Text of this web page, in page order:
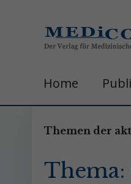
Home
Themen der
Thema: